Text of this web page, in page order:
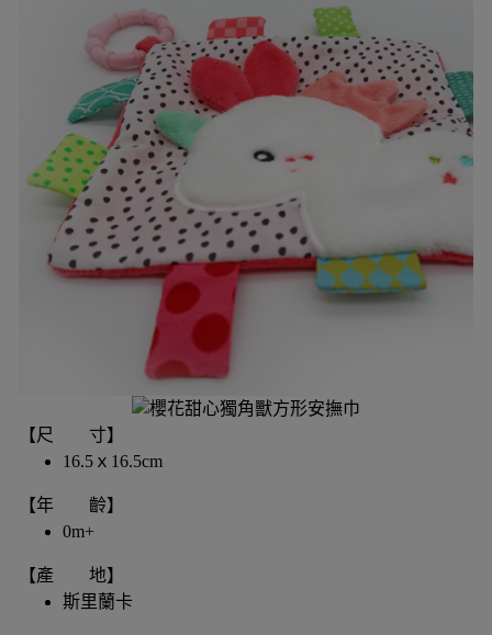
【尺 寸】
16.5ｘ16.5cm
【年 齡】
0m+
【產 地】
斯里蘭卡